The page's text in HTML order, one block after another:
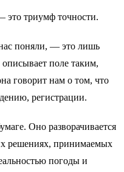
это триумф точности.
поняли, — это лишь
описывает поле таким,
говорит нам о том, что
регистрации.
Оно разворачивается
решениях, принимаемых
погоды и